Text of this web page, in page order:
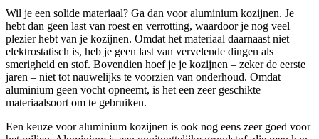
Wil je een solide materiaal? Ga dan voor aluminium kozijnen. Je
hebt dan geen last van roest en verrotting, waardoor je nog veel
plezier hebt van je kozijnen. Omdat het materiaal daarnaast niet
elektrostatisch is, heb je geen last van vervelende dingen als
smerigheid en stof. Bovendien hoef je je kozijnen – zeker de eerste
jaren – niet tot nauwelijks te voorzien van onderhoud. Omdat
aluminium geen vocht opneemt, is het een zeer geschikte
materiaalsoort om te gebruiken.
Een keuze voor aluminium kozijnen is ook nog eens zeer goed voor